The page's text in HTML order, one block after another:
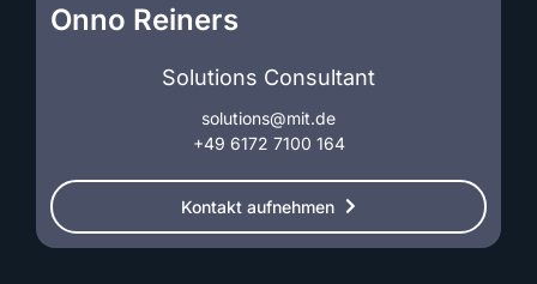
Onno Reiners
Solutions Consultant
solutions@mit.de
+49 6172 7100 164
Kontakt aufnehmen